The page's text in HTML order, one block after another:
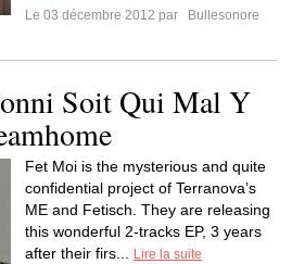
Le 03 décembre 2012 par
Bullesonore
Soit Qui Mal Y
Fet Moi is the mysterious and quite
confidential project of Terranova’s
ME and Fetisch. They are releasing
this wonderful 2-tracks EP, 3 years
after their firs...
Lire la suite